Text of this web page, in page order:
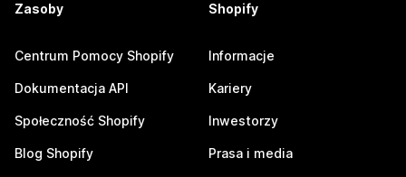
Zasoby
Centrum Pomocy Shopify
Dokumentacja API
Społeczność Shopify
Blog Shopify
Shopify
Informacje
Kariery
Inwestorzy
Prasa i media